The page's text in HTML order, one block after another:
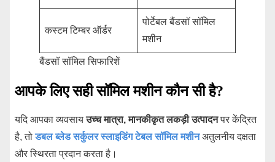
कस्टम टिम्बर ऑर्डर
पोर्टेबल बैंडसॉ सॉमिल
मशीन
बैंडसॉ सॉमिल सिफारिशें
आपके लिए सही सॉमिल मशीन कौन सी है?
यदि आपका व्यवसायउच्च मात्रा, मानकीकृत लकड़ी उत्पादनपर केंद्रित
है, तोडबल ब्लेड सर्कुलर स्लाइडिंग टेबल सॉमिल मशीनअतुलनीय दक्षता
और स्थिरता प्रदान करता है।